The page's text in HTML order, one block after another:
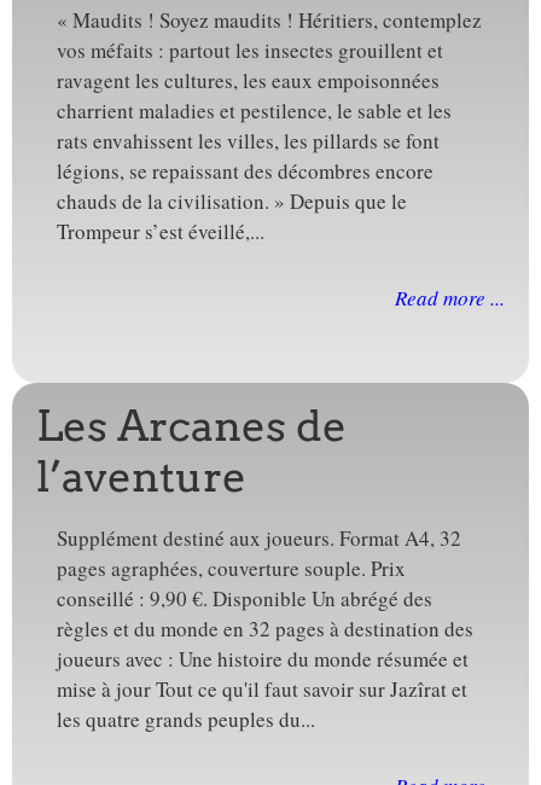
« Maudits ! Soyez maudits ! Héritiers, contemplez
vos méfaits : partout les insectes grouillent et
ravagent les cultures, les eaux empoisonnées
charrient maladies et pestilence, le sable et les
rats envahissent les villes, les pillards se font
légions, se repaissant des décombres encore
chauds de la civilisation. » Depuis que le
Trompeur s’est éveillé,...
Read more ...
Les Arcanes de
l’aventure
Supplément destiné aux joueurs. Format A4, 32
pages agraphées, couverture souple. Prix
conseillé : 9,90 €. Disponible Un abrégé des
règles et du monde en 32 pages à destination des
joueurs avec : Une histoire du monde résumée et
mise à jour Tout ce qu'il faut savoir sur Jazîrat et
les quatre grands peuples du...